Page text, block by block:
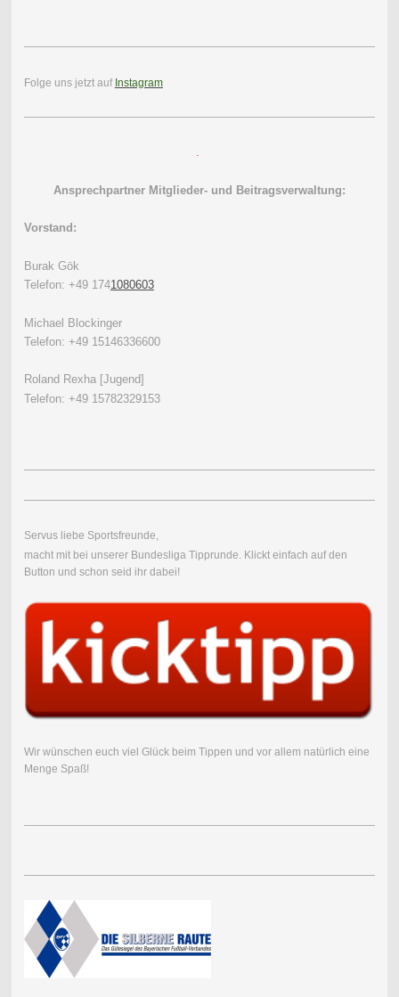
Folge uns jetzt auf Instagram
.
Ansprechpartner Mitglieder- und Beitragsverwaltung:
Vorstand:
Burak Gök
Telefon: +49 1741080603
Michael Blockinger
Telefon: +49 15146336600
Roland Rexha [Jugend]
Telefon: +49 15782329153
Servus liebe Sportsfreunde,
macht mit bei unserer Bundesliga Tipprunde. Klickt einfach auf den
Button und schon seid ihr dabei!
Wir wünschen euch viel Glück beim Tippen und vor allem natürlich eine
Menge Spaß!